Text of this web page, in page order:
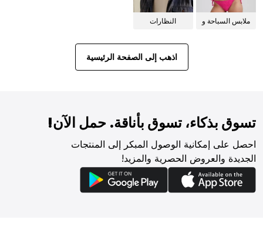
ملابس السباحة و
النظارات
اذهب إلى الصفحة الرئيسية
تسوق بذكاء، تسوق بأناقة. حمل الآن!
احصل على إمكانية الوصول المبكر إلى المنتجات
الجديدة والعروض الحصرية والمزيد!